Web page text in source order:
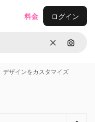
消去 画像で
料金 ログイン
デザインをカスタマイズ